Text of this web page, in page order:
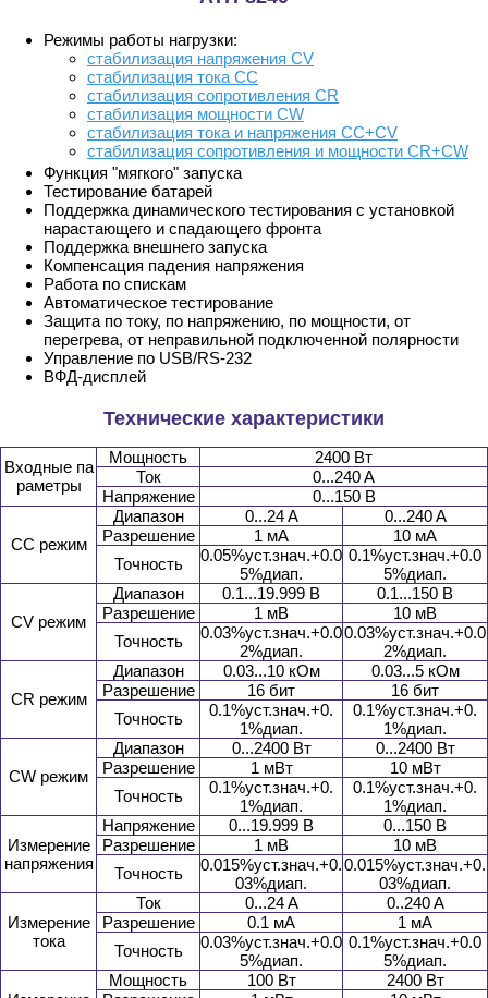
Режимы работы нагрузки:
стабилизация напряжения CV
стабилизация тока CC
стабилизация сопротивления CR
стабилизация мощности CW
стабилизация тока и напряжения CC+CV
стабилизация сопротивления и мощности CR+CW
Функция "мягкого" запуска
Тестирование батарей
Поддержка динамического тестирования с установкой
нарастающего и спадающего фронта
Поддержка внешнего запуска
Компенсация падения напряжения
Работа по спискам
Автоматическое тестирование
Защита по току, по напряжению, по мощности, от
перегрева, от неправильной подключенной полярности
Управление по USB/RS-232
ВФД-дисплей
Технические характеристики
Входные па
раметры
Мощность
2400 Вт
Ток
0...240 A
Напряжение
0...150 В
CC режим
Диапазон 0...24 A
0...240 A
Разрешение
1 мA
10 мA
Точность
0.05%уст.знач.+0.0
5%диап.
0.1%уст.знач.+0.0
5%диап.
CV режим
Диапазон 0.1...19.999 В
0.1...150 В
Разрешение
1 мВ
10 мВ
Точность
0.03%уст.знач.+0.0
2%диап.
0.03%уст.знач.+0.0
2%диап.
CR режим
Диапазон 0.03...10 кОм
0.03...5 кОм
Разрешение
16 бит
16 бит
Точность
0.1%уст.знач.+0.
1%диап.
0.1%уст.знач.+0.
1%диап.
CW режим
Диапазон 0...2400 Вт
0...2400 Вт
Разрешение
1 мВт
10 мВт
Точность
0.1%уст.знач.+0.
1%диап.
0.1%уст.знач.+0.
1%диап.
Измерение
напряжения
Напряжение 0...19.999 В
0...150 В
Разрешение
1 мВ
10 мВ
Точность
0.015%уст.знач.+0.
03%диап.
0.015%уст.знач.+0.
03%диап.
Измерение
тока
Ток 0...24 A
0..240 A
Разрешение
0.1 мА
1 мA
Точность
0.03%уст.знач.+0.0
5%диап.
0.1%уст.знач.+0.0
5%диап.
Мощность 100 Вт
2400 Вт